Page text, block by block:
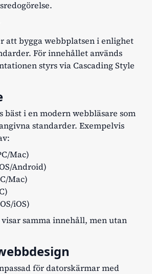
.
att bygga webbplatsen i enlighet
För innehållet används
styrs via Cascading Style
bäst i en modern webbläsare som
standarder. Exempelvis
Mac)
Android)
Mac)
iOS)
samma innehåll, men utan
för datorskärmar med